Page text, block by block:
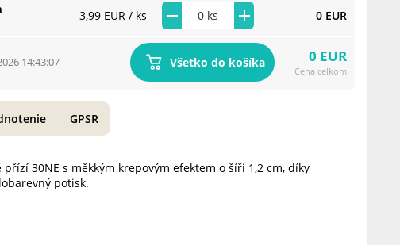
3,99 EUR / ks 0 EUR
14:43:07 Všetko do košíka 0 EUR
Cena celkom
přízí 30NE s měkkým krepovým efektem o šíři 1,2 cm, díky
potisk.
GPSR